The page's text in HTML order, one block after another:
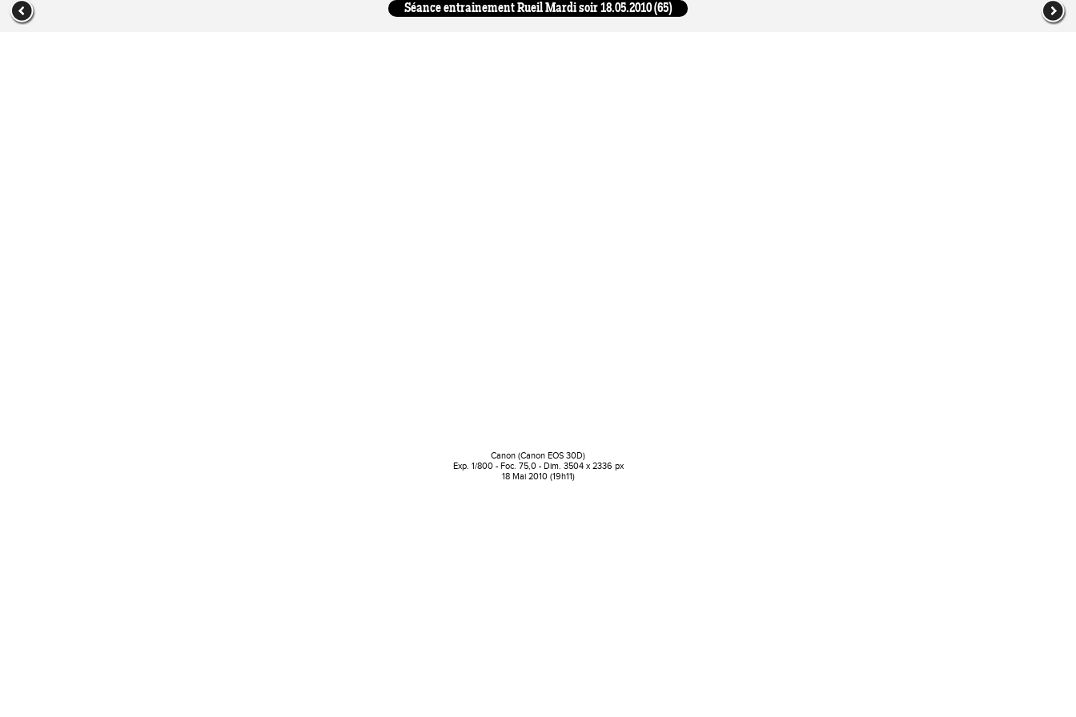
Séance entrainement Rueil Mardi soir 18.05.2010 (65)
Canon (Canon EOS 30D)
Exp. 1/800 - Foc. 75,0 - Dim. 3504 x 2336 px
18 Mai 2010 (19h11)